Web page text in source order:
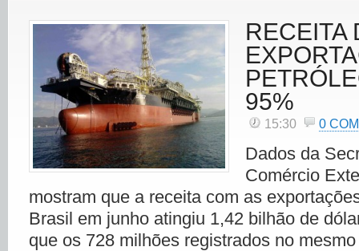
RECEITA
95%
15:30 0
Dados da
Comércio
mostram que a receita com as
Brasil em junho atingiu 1,42 bilhão de
que os 728 milhões registrados no